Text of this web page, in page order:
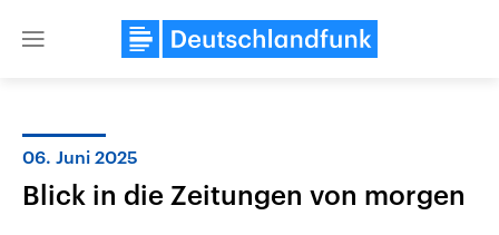
Close
06. Juni 2025
Blick in die Zeitungen von morgen